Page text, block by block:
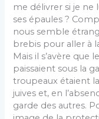
me délivrer si je
ses épaules ?
nous semble
brebis pour aller à
Mais il s’avère
paissaient sous la
troupeaux étaient
juives et, en
garde des autres.